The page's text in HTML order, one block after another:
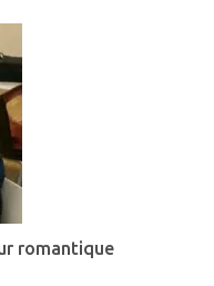
romantique